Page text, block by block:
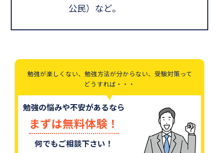
公民）など。
勉強が楽しくない、勉強方法が分からない、受験対策って
どうすれば・・・
勉強の悩みや不安があるなら
まずは無料体験！
何でもご相談下さい！